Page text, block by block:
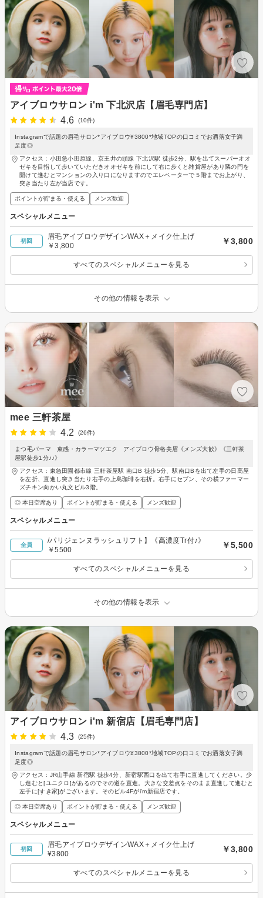
アイブロウサロン i'm 下北沢店【眉毛専門店】
4.6
(10件)
Instagramで話題の眉毛サロン*アイブロウ¥3800*地域TOPの口コミでお洒落女子満
足度◎
アクセス：小田急小田原線、京王井の頭線 下北沢駅 徒歩2分、駅を出てスーパーオオ
ゼキを目指して歩いていただきオオゼキを前にして右に歩くと雑貨屋があり隣の門を
開けて進むとマンションの入り口になりますのでエレベーターで５階までお上がり、
突き当たり左が当店です。
ポイントが貯まる・使える メンズ歓迎
スペシャルメニュー
初回
眉毛アイブロウデザインWAX＋メイク仕上げ
￥3,800
￥3,800
すべてのスペシャルメニューを見る
その他の情報を表示
mee 三軒茶屋
4.2
(26件)
まつ毛パーマ 束感・カラーマツエク アイブロウ骨格美眉《メンズ大歓》《三軒茶
屋駅徒歩1分♪♪》
アクセス：東急田園都市線 三軒茶屋駅 南口B 徒歩5分、駅南口Bを出て左手の日高屋
を左折、直進し突き当たり右手の上島珈琲を右折。右手にセブン、その横ファーマー
ズチキン向かい丸文ビル3階。
◎ 本日空席あり ポイントが貯まる・使える メンズ歓迎
スペシャルメニュー
全員
/パリジェンヌラッシュリフト】《高濃度Tr付♪》
￥5500
￥5,500
すべてのスペシャルメニューを見る
その他の情報を表示
アイブロウサロン i'm 新宿店【眉毛専門店】
4.3
(25件)
Instagramで話題の眉毛サロン*アイブロウ¥3800*地域TOPの口コミでお洒落女子満
足度◎
アクセス：JR山手線 新宿駅 徒歩4分、新宿駅西口を出て右手に直進してください。少
し進むと[ユニクロ]があるのでその道を直進。大きな交差点をそのまま直進して進むと
左手に[すき家]がございます。そのビル4Fがi'm新宿店です。
◎ 本日空席あり ポイントが貯まる・使える メンズ歓迎
スペシャルメニュー
初回
眉毛アイブロウデザインWAX＋メイク仕上げ
¥3800
￥3,800
すべてのスペシャルメニューを見る